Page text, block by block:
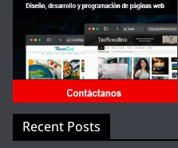
Recent Posts